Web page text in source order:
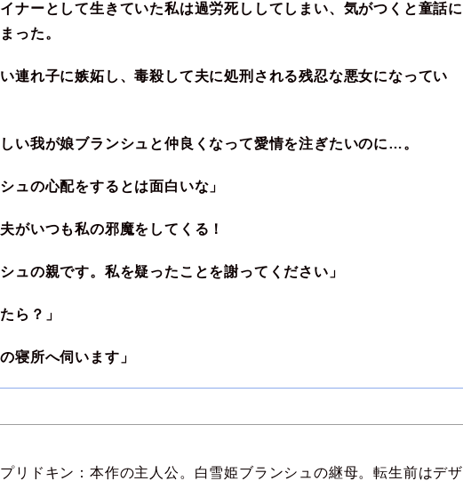
ナーとして生きていた私は過労死ししてしまい、気がつくと童話に
った。
連れ子に嫉妬し、毒殺して夫に処刑される残忍な悪女になってい
い我が娘ブランシュと仲良くなって愛情を注ぎたいのに…。
ュの心配をするとは面白いな」
がいつも私の邪魔をしてくる！
シュの親です。私を疑ったことを謝ってください」
ら？」
寝所へ伺います」
リドキン：本作の主人公。白雪姫ブランシュの継母。転生前はデザ